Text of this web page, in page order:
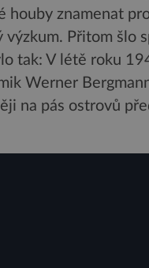
houby znamenat
výzkum. Přitom šlo
tak: V létě roku
Werner
na pás ostrovů